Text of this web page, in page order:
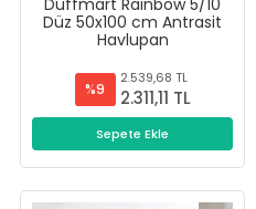
Düz 50x100 cm Antrasit
Havlupan
%9
2.539,68 TL
2.311,11 TL
Sepete Ekle